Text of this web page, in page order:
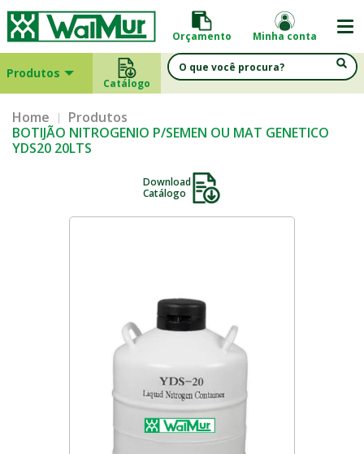
Orçamento Minha conta
Produtos
Catálogo
Home
Produtos
BOTIJÃO NITROGENIO P/SEMEN OU MAT GENETICO
YDS20 20LTS
Download
Catálogo